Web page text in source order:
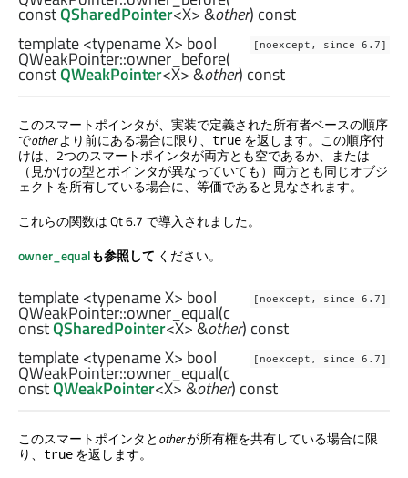
constQSharedPointer<X> &other) const
[noexcept, since 6.7]
template <typename X> bool
QWeakPointer::owner_before(
constQWeakPointer<X> &other) const
このスマートポインタが、実装で定義された所有者ベースの順序
でotherより前にある場合に限り、 true を返します。この順序付
けは、2つのスマートポインタが両方とも空であるか、または
（見かけの型とポインタが異なっていても）両方とも同じオブジ
ェクトを所有している場合に、等価であると見なされます。
これらの関数は Qt 6.7 で導入されました。
owner_equalも参照して ください。
[noexcept, since 6.7]
template <typename X> bool
QWeakPointer::owner_equal(c
onstQSharedPointer<X> &other) const
[noexcept, since 6.7]
template <typename X> bool
QWeakPointer::owner_equal(c
onstQWeakPointer<X> &other) const
このスマートポインタとotherが所有権を共有している場合に限
り、 true を返します。